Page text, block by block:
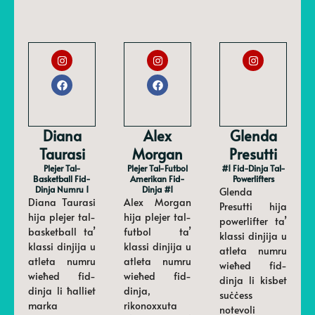
Diana
Taurasi
Plejer Tal-
Basketball Fid-
Dinja Numru 1
Diana Taurasi
hija plejer tal-
basketball ta’
klassi dinjija u
atleta numru
wieħed fid-
dinja li ħalliet
marka
Alex
Morgan
Plejer Tal-Futbol
Amerikan Fid-
Dinja #1
Alex Morgan
hija plejer tal-
futbol ta’
klassi dinjija u
atleta numru
wieħed fid-
dinja,
rikonoxxuta
Glenda
Presutti
#1 Fid-Dinja Tal-
Powerlifters
Glenda
Presutti hija
powerlifter ta’
klassi dinjija u
atleta numru
wieħed fid-
dinja li kisbet
suċċess
notevoli